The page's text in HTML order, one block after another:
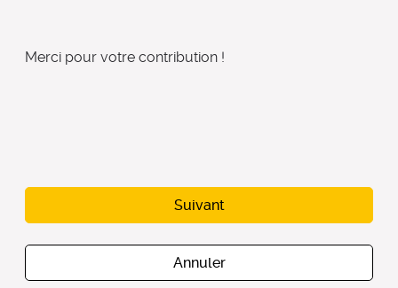
Merci pour votre contribution !
Suivant
Annuler